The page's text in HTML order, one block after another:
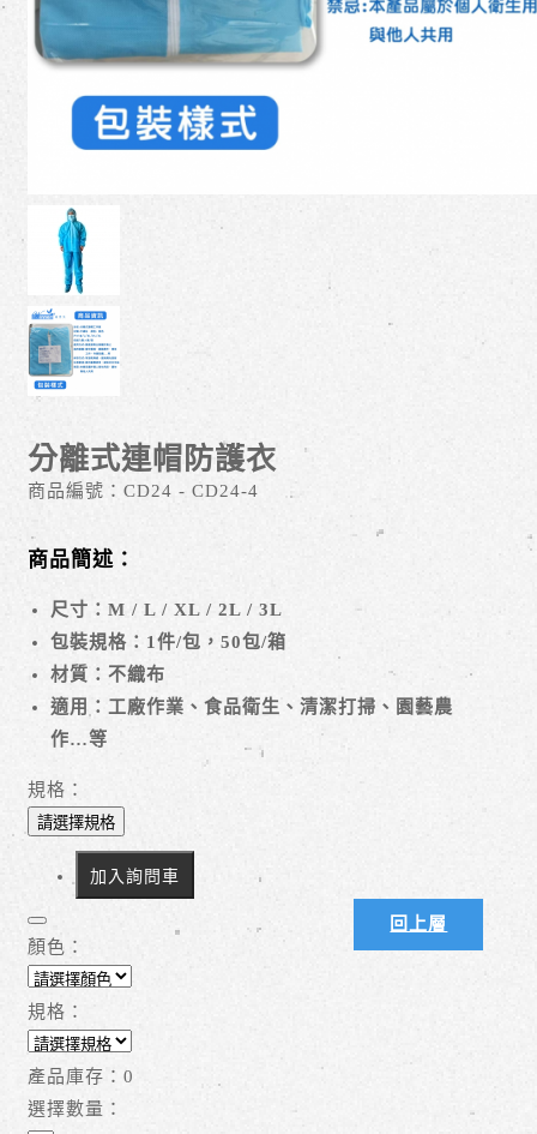
分離式連帽防護衣
商品編號： CD24 - CD24-4
商品簡述：
尺寸：M / L / XL / 2L / 3L
包裝規格：1件/包，50包/箱
材質：不織布
適用：工廠作業、食品衛生、清潔打掃、園藝農
作…等
規格：
請選擇規格
加入詢問車
回上層
顏色：
規格：
產品庫存： 0
選擇數量：